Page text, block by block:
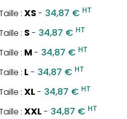
:XS - 34,87 € HT
: S - 34,87 € HT
: M- 34,87 € HT
: L - 34,87 € HT
:XL - 34,87 € HT
:XXL - 34,87 € HT